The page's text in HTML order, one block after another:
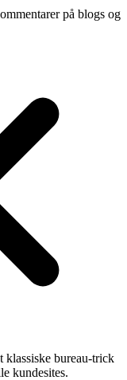
på blogs og
klassiske bureau-trick
kundesites.